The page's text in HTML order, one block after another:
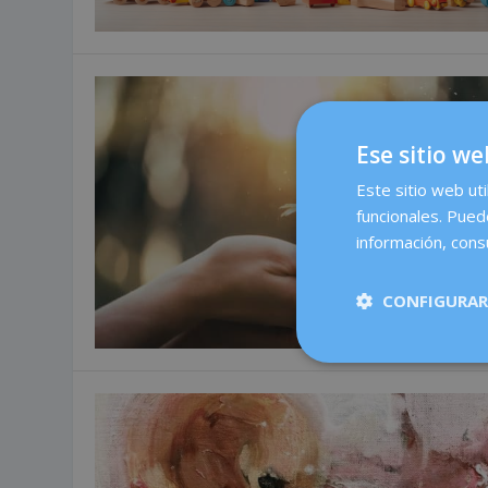
Ese sitio
Este sitio web
funcionales.
información,